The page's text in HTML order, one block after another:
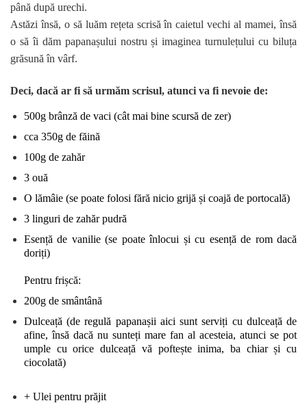
până după urechi.
Astăzi însă, o să luăm rețeta scrisă în caietul vechi al mamei, însă
o să îi dăm papanașului nostru și imaginea turnulețului cu biluța
grăsună în vârf.
Deci, dacă ar fi să urmăm scrisul, atunci va fi nevoie de:
500g brânză de vaci (cât mai bine scursă de zer)
cca 350g de făină
100g de zahăr
3 ouă
O lămâie (se poate folosi fără nicio grijă și coajă de portocală)
3 linguri de zahăr pudră
Esență de vanilie (se poate înlocui și cu esență de rom dacă
doriți)
Pentru frișcă:
200g de smântână
Dulceață (de regulă papanașii aici sunt serviți cu dulceață de
afine, însă dacă nu sunteți mare fan al acesteia, atunci se pot
umple cu orice dulceață vă poftește inima, ba chiar și cu
ciocolată)
+ Ulei pentru prăjit